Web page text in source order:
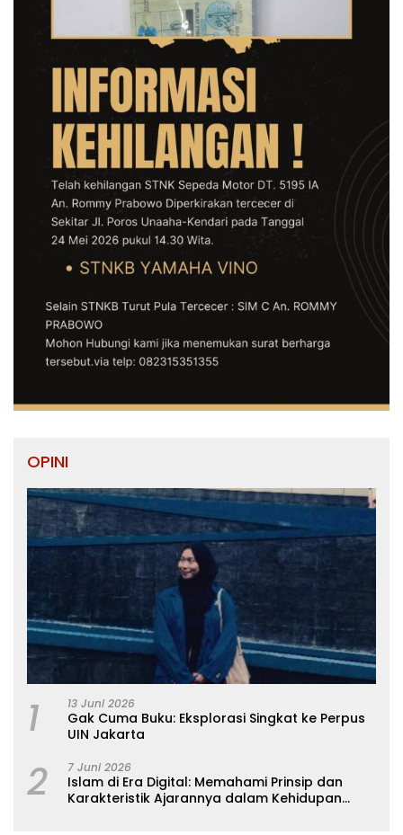
OPINI
1 13 Juni 2026
Gak Cuma Buku: Eksplorasi Singkat ke Perpus
UIN Jakarta
2 7 Juni 2026
Islam di Era Digital: Memahami Prinsip dan
Karakteristik Ajarannya dalam Kehidupan